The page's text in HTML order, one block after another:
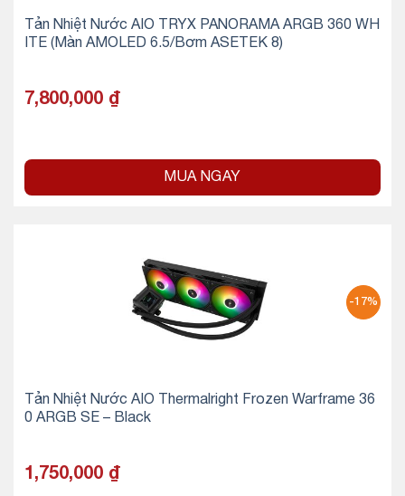
Tản Nhiệt Nước AIO TRYX PANORAMA ARGB 360 WH
ITE (Màn AMOLED 6.5/Bơm ASETEK 8)
7,800,000 ₫
MUA NGAY
-17%
Tản Nhiệt Nước AIO Thermalright Frozen Warframe 36
0 ARGB SE – Black
1,750,000 ₫